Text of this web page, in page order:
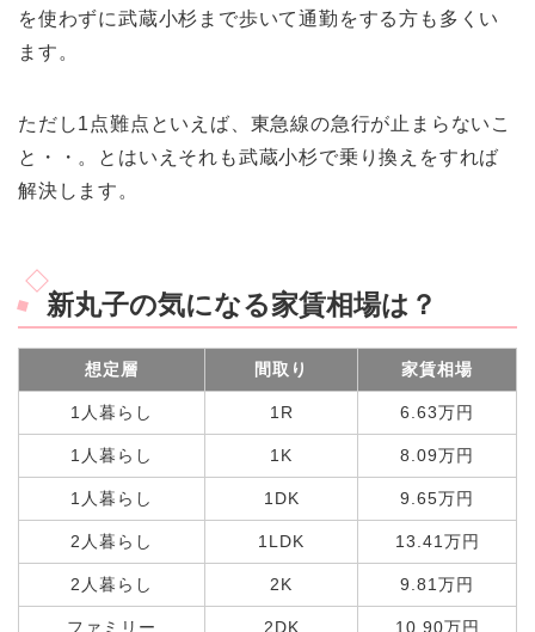
を使わずに武蔵小杉まで歩いて通勤をする方も多くい
ます。
ただし1点難点といえば、東急線の急行が止まらないこ
と・・。とはいえそれも武蔵小杉で乗り換えをすれば
解決します。
新丸子の気になる家賃相場は？
想定層 間取り 家賃相場
1人暮らし 1R 6.63万円
1人暮らし 1K 8.09万円
1人暮らし 1DK 9.65万円
2人暮らし 1LDK 13.41万円
2人暮らし 2K 9.81万円
ファミリー 2DK 10.90万円